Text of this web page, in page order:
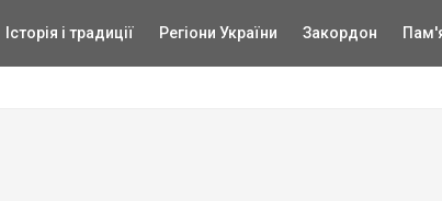
Історія і традиції Регіони України Закордон